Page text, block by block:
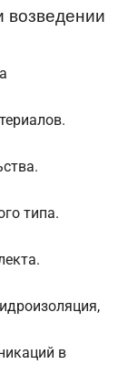
возведении
типа.
в